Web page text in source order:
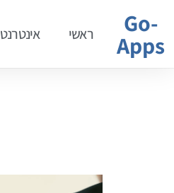
Go-
Apps ראשי אינטרנט